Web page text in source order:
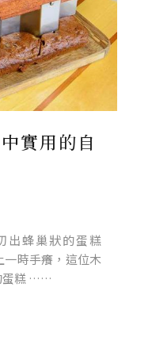
實用的自
出蜂巢狀的蛋糕
時手癢，這位木
蛋糕 ……